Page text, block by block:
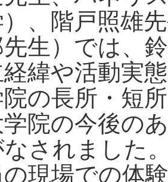
、階戸照雄
生）では、
緯や活動実
院の長所・短
院の今後の
されました
現場での体